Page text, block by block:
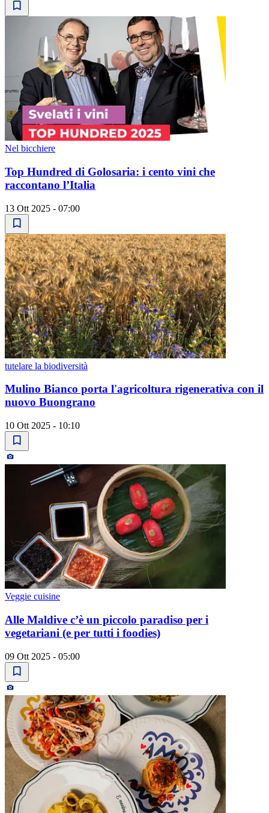
Nel bicchiere
Top Hundred di Golosaria: i cento vini che
raccontano l’Italia
13 Ott 2025 - 07:00
tutelare la biodiversità
Mulino Bianco porta l'agricoltura rigenerativa con il
nuovo Buongrano
10 Ott 2025 - 10:10
Veggie cuisine
Alle Maldive c’è un piccolo paradiso per i
vegetariani (e per tutti i foodies)
09 Ott 2025 - 05:00